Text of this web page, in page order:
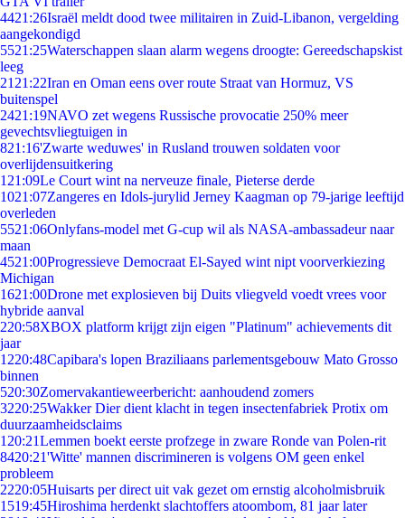
4421:26Israël meldt dood twee militairen in Zuid-Libanon, vergelding
aangekondigd
5521:25Waterschappen slaan alarm wegens droogte: Gereedschapskist
leeg
21 21:22Iran en Oman eens over route Straat van Hormuz, VS
buitenspel
2421:19NAVO zet wegens Russische provocatie 250% meer
gevechtsvliegtuigen in
821:16'Zwarte weduwes' in Rusland trouwen soldaten voor
overlijdensuitkering
1 21:09Le Court wint na nerveuze finale, Pieterse derde
1021:07Zangeres en Idols-jurylid Jerney Kaagman op 79-jarige leeftijd
overleden
5521:06Onlyfans-model met G-cup wil als NASA-ambassadeur naar
maan
4521:00Progressieve Democraat El-Sayed wint nipt voorverkiezing
Michigan
1621:00Drone met explosieven bij Duits vliegveld voedt vrees voor
hybride aanval
220:58XBOX platform krijgt zijn eigen "Platinum" achievements dit
jaar
1220:48Capibara's lopen Braziliaans parlementsgebouw Mato Grosso
binnen
520:30Zomervakantieweerbericht: aanhoudend zomers
3220:25Wakker Dier dient klacht in tegen insectenfabriek Protix om
duurzaamheidsclaims
1 20:21Lemmen boekt eerste profzege in zware Ronde van Polen-rit
8420:21'Witte' mannen discrimineren is volgens OM geen enkel
probleem
2220:05Huisarts per direct uit vak gezet om ernstig alcoholmisbruik
1519:45Hiroshima herdenkt slachtoffers atoombom, 81 jaar later